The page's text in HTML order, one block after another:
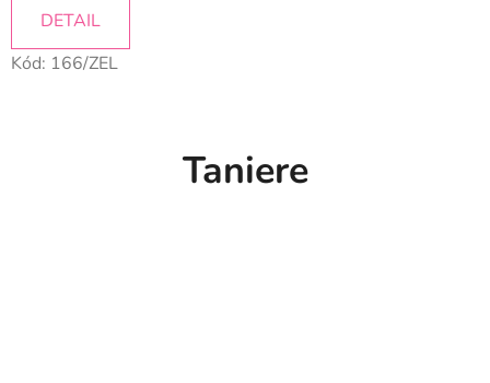
DETAIL
Kód: 166/ZEL
Taniere